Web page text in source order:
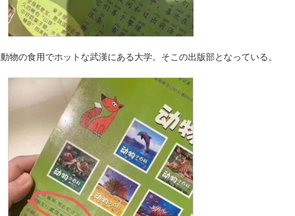
物の食用でホットな武漢にある大学。そこの出版部となっている。